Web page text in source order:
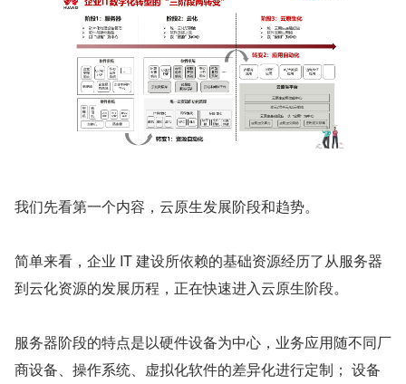
我们先看第一个内容，云原生发展阶段和趋势。
简单来看，企业 IT 建设所依赖的基础资源经历了从服务器
到云化资源的发展历程，正在快速进入云原生阶段。
服务器阶段的特点是以硬件设备为中心，业务应用随不同厂
商设备、操作系统、虚拟化软件的差异化进行定制； 设备